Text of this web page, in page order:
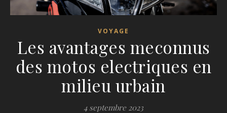
VOYAGE
Les avantages meconnus
des motos electriques en
milieu urbain
4 septembre 2023